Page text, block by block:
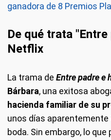
ganadora de 8 Premios
De qué trata
Netflix
La trama de Entre padre e
Bárbara, una exitosa
hacienda familiar de su
unos días
boda. Sin embargo, lo